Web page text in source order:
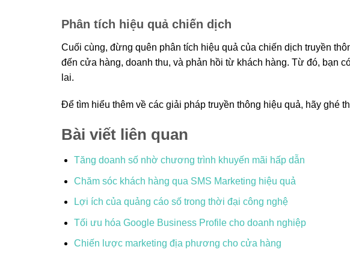
Phân tích hiệu quả chiến dịch
Cuối cùng, đừng quên phân tích hiệu quả của chiến dịch truyền
đến cửa hàng, doanh thu, và phản hồi từ khách hàng. Từ đó, bạn
lai.
Để tìm hiểu thêm về các giải pháp truyền thông hiệu quả, hãy ghé
Bài viết liên quan
Tăng doanh số nhờ chương trình khuyến mãi hấp dẫn
Chăm sóc khách hàng qua SMS Marketing hiệu quả
Lợi ích của quảng cáo số trong thời đại công nghệ
Tối ưu hóa Google Business Profile cho doanh nghiệp
Chiến lược marketing địa phương cho cửa hàng